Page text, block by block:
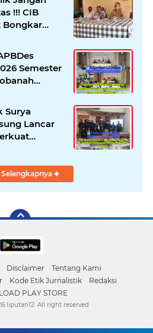
!!! CIB
Bongkar
Oknum
Semester
Surya
Lancar
Selengkapnya
Disclaimer
Tentang Kami
Kode Etik Jurnalistik
Redaksi
PLAY STORE
liputan12. All right reserved